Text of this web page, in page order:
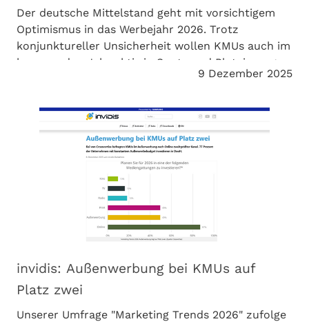
Der deutsche Mittelstand geht mit vorsichtigem
Optimismus in das Werbejahr 2026. Trotz
konjunktureller Unsicherheit wollen KMUs auch im
kommenden Jahr aktiv in Spots und Platzierungen
investieren. Das zeigt unsere Umfrage. Meedia
9 Dezember 2025
invidis: Außenwerbung bei KMUs auf
Platz zwei
Unserer Umfrage "Marketing Trends 2026" zufolge